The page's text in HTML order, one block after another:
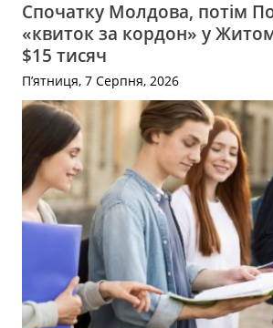
Спочатку Молдова, потім
«квиток за кордон» у
$15 тисяч
П’ятниця, 7 Серпня, 2026